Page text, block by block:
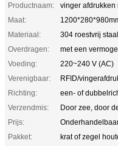
Productnaam:
vinger afdrukken
Maat:
Materiaal:
304 roestvrij staal
Overdragen:
met een
Voeding:
220~240 V (AC)
Verenigbaar:
RFID/
Richting:
een- of
Verzendmis:
Door zee, door
Prijs:
Pakket:
krat of zegel